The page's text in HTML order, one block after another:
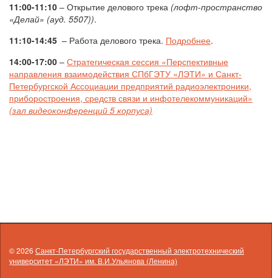
11:00-11:10 – Открытие делового трека (лофт-пространство
«Делай» (ауд. 5507)).
11:10-14:45 – Работа делового трека. Подробнее.
14:00-17:00 – Стратегическая сессия «Перспективные
направления взаимодействия СПбГЭТУ «ЛЭТИ» и Санкт-
Петербургской Ассоциации предприятий радиоэлектроники,
приборостроения, средств связи и инфотелекоммуникаций»
(зал видеоконференций 5 корпуса)
© 2026 Санкт-Петербургский государственный электротехнический
университет «ЛЭТИ» им. В.И.Ульянова (Ленина)